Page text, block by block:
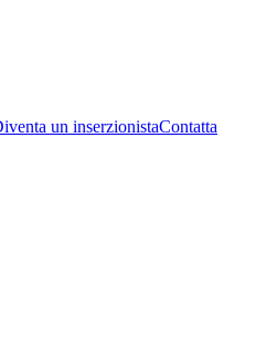
un inserzionistaContatta